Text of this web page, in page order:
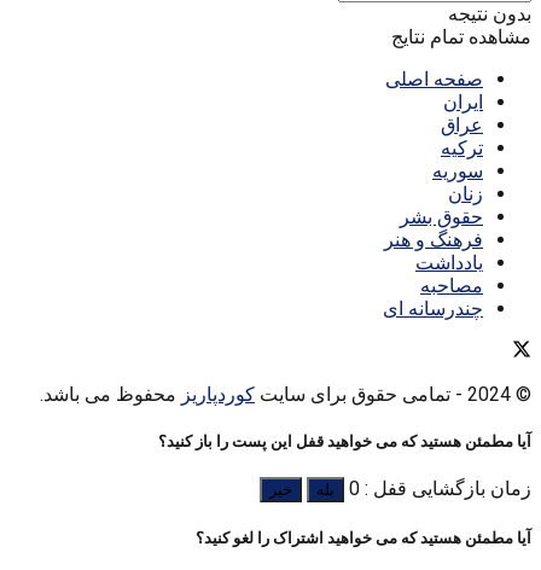
بدون نتیجه
مشاهده تمام نتایج
صفحه اصلی
ایران
عراق
ترکیه
سوریه
زنان
حقوق بشر
فرهنگ و هنر
یادداشت
مصاحبه
چندرسانه ای
© 2024 - تمامی حقوق برای سایت کوردپاریز محفوظ می باشد.
آیا مطمئن هستید که می خواهید قفل این پست را باز کنید؟
زمان بازگشایی قفل : 0 بله خیر
آیا مطمئن هستید که می خواهید اشتراک را لغو کنید؟